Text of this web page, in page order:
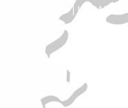
KARATE